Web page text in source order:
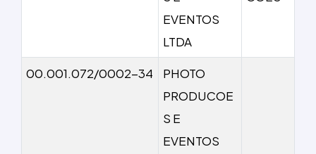
EVENTOS
LTDA
00.001.072/0002-34
PHOTO
PRODUCOE
S E
EVENTOS